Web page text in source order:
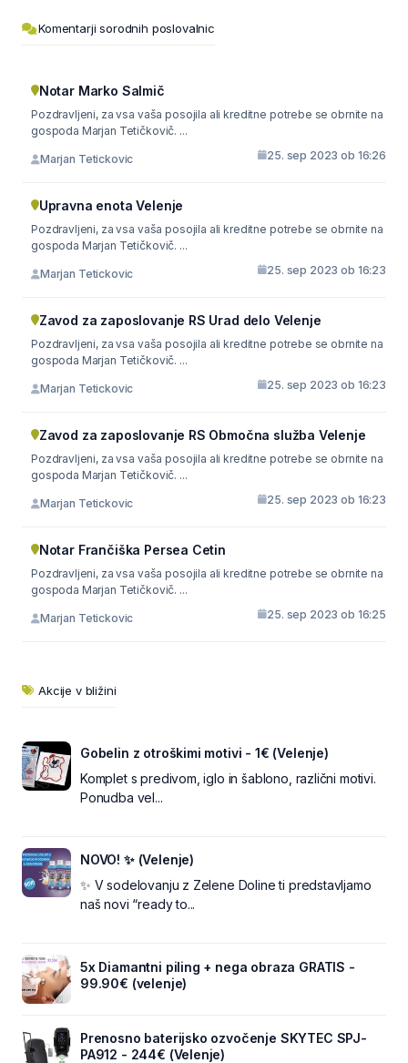
Komentarji sorodnih poslovalnic
Notar Marko Salmič
Pozdravljeni, za vsa vaša posojila ali kreditne potrebe se obrnite na
gospoda Marjan Tetičkovič. ...
Marjan Tetickovic 25. sep 2023 ob 16:26
Upravna enota Velenje
Pozdravljeni, za vsa vaša posojila ali kreditne potrebe se obrnite na
gospoda Marjan Tetičkovič. ...
Marjan Tetickovic 25. sep 2023 ob 16:23
Zavod za zaposlovanje RS Urad delo Velenje
Pozdravljeni, za vsa vaša posojila ali kreditne potrebe se obrnite na
gospoda Marjan Tetičkovič. ...
Marjan Tetickovic 25. sep 2023 ob 16:23
Zavod za zaposlovanje RS Območna služba Velenje
Pozdravljeni, za vsa vaša posojila ali kreditne potrebe se obrnite na
gospoda Marjan Tetičkovič. ...
Marjan Tetickovic 25. sep 2023 ob 16:23
Notar Frančiška Persea Cetin
Pozdravljeni, za vsa vaša posojila ali kreditne potrebe se obrnite na
gospoda Marjan Tetičkovič. ...
Marjan Tetickovic 25. sep 2023 ob 16:25
Akcije v bližini
Gobelin z otroškimi motivi - 1€ (Velenje)
Komplet s predivom, iglo in šablono, različni motivi.
Ponudba vel...
NOVO! ✨ (Velenje)
✨ V sodelovanju z Zelene Doline ti predstavljamo
naš novi “ready to...
5x Diamantni piling + nega obraza GRATIS -
99.90€ (velenje)
Prenosno baterijsko ozvočenje SKYTEC SPJ-
PA912 - 244€ (Velenje)